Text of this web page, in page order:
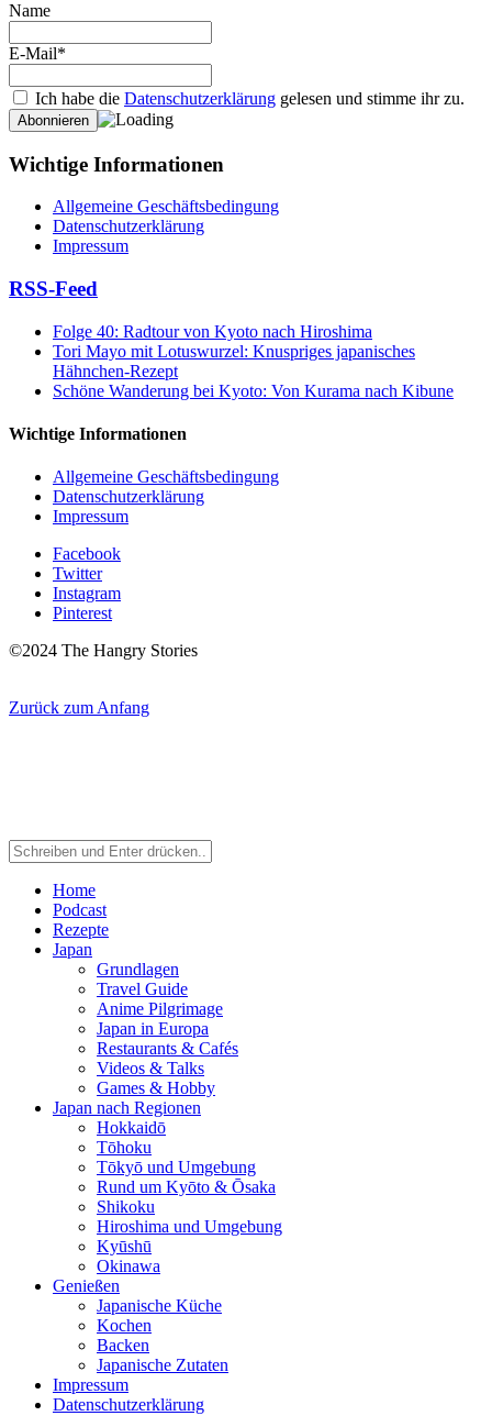
Name
E-Mail*
Ich habe die Datenschutzerklärung gelesen und stimme ihr zu.
Wichtige Informationen
Allgemeine Geschäftsbedingung
Datenschutzerklärung
Impressum
RSS-Feed
Folge 40: Radtour von Kyoto nach Hiroshima
Tori Mayo mit Lotuswurzel: Knuspriges japanisches
Hähnchen-Rezept
Schöne Wanderung bei Kyoto: Von Kurama nach Kibune
Wichtige Informationen
Allgemeine Geschäftsbedingung
Datenschutzerklärung
Impressum
Facebook
Twitter
Instagram
Pinterest
©2024 The Hangry Stories
Zurück zum Anfang
Home
Podcast
Rezepte
Japan
Grundlagen
Travel Guide
Anime Pilgrimage
Japan in Europa
Restaurants & Cafés
Videos & Talks
Games & Hobby
Japan nach Regionen
Hokkaidō
Tōhoku
Tōkyō und Umgebung
Rund um Kyōto & Ōsaka
Shikoku
Hiroshima und Umgebung
Kyūshū
Okinawa
Genießen
Japanische Küche
Kochen
Backen
Japanische Zutaten
Impressum
Datenschutzerklärung